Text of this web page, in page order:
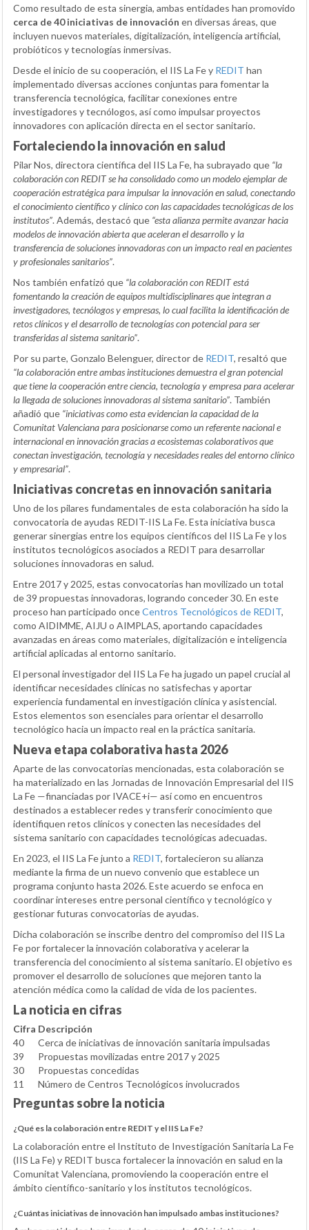
Como resultado de esta sinergia, ambas entidades han promovido
cerca de 40 iniciativas de innovación en diversas áreas, que
incluyen nuevos materiales, digitalización, inteligencia artificial,
probióticos y tecnologías inmersivas.
Desde el inicio de su cooperación, el IIS La Fe y REDIT han
implementado diversas acciones conjuntas para fomentar la
transferencia tecnológica, facilitar conexiones entre
investigadores y tecnólogos, así como impulsar proyectos
innovadores con aplicación directa en el sector sanitario.
Fortaleciendo la innovación en salud
Pilar Nos, directora científica del IIS La Fe, ha subrayado que “la
colaboración con REDIT se ha consolidado como un modelo ejemplar de
cooperación estratégica para impulsar la innovación en salud, conectando
el conocimiento científico y clínico con las capacidades tecnológicas de los
institutos”. Además, destacó que “esta alianza permite avanzar hacia
modelos de innovación abierta que aceleran el desarrollo y la
transferencia de soluciones innovadoras con un impacto real en pacientes
y profesionales sanitarios”.
Nos también enfatizó que “la colaboración con REDIT está
fomentando la creación de equipos multidisciplinares que integran a
investigadores, tecnólogos y empresas, lo cual facilita la identificación de
retos clínicos y el desarrollo de tecnologías con potencial para ser
transferidas al sistema sanitario”.
Por su parte, Gonzalo Belenguer, director de REDIT, resaltó que
“la colaboración entre ambas instituciones demuestra el gran potencial
que tiene la cooperación entre ciencia, tecnología y empresa para acelerar
la llegada de soluciones innovadoras al sistema sanitario”. También
añadió que “iniciativas como esta evidencian la capacidad de la
Comunitat Valenciana para posicionarse como un referente nacional e
internacional en innovación gracias a ecosistemas colaborativos que
conectan investigación, tecnología y necesidades reales del entorno clínico
y empresarial”.
Iniciativas concretas en innovación sanitaria
Uno de los pilares fundamentales de esta colaboración ha sido la
convocatoria de ayudas REDIT-IIS La Fe. Esta iniciativa busca
generar sinergias entre los equipos científicos del IIS La Fe y los
institutos tecnológicos asociados a REDIT para desarrollar
soluciones innovadoras en salud.
Entre 2017 y 2025, estas convocatorias han movilizado un total
de 39 propuestas innovadoras, logrando conceder 30. En este
proceso han participado onceCentros Tecnológicos de REDIT,
como AIDIMME, AIJU o AIMPLAS, aportando capacidades
avanzadas en áreas como materiales, digitalización e inteligencia
artificial aplicadas al entorno sanitario.
El personal investigador del IIS La Fe ha jugado un papel crucial al
identificar necesidades clínicas no satisfechas y aportar
experiencia fundamental en investigación clínica y asistencial.
Estos elementos son esenciales para orientar el desarrollo
tecnológico hacia un impacto real en la práctica sanitaria.
Nueva etapa colaborativa hasta 2026
Aparte de las convocatorias mencionadas, esta colaboración se
ha materializado en las Jornadas de Innovación Empresarial del IIS
La Fe —financiadas por IVACE+i— así como en encuentros
destinados a establecer redes y transferir conocimiento que
identifiquen retos clínicos y conecten las necesidades del
sistema sanitario con capacidades tecnológicas adecuadas.
En 2023, el IIS La Fe junto a REDIT, fortalecieron su alianza
mediante la firma de un nuevo convenio que establece un
programa conjunto hasta 2026. Este acuerdo se enfoca en
coordinar intereses entre personal científico y tecnológico y
gestionar futuras convocatorias de ayudas.
Dicha colaboración se inscribe dentro del compromiso del IIS La
Fe por fortalecer la innovación colaborativa y acelerar la
transferencia del conocimiento al sistema sanitario. El objetivo es
promover el desarrollo de soluciones que mejoren tanto la
atención médica como la calidad de vida de los pacientes.
La noticia en cifras
Cifra Descripción
40
Cerca de iniciativas de innovación sanitaria impulsadas
39
Propuestas movilizadas entre 2017 y 2025
30
Propuestas concedidas
11
Número de Centros Tecnológicos involucrados
Preguntas sobre la noticia
¿Qué es la colaboración entre REDIT y el IIS La Fe?
La colaboración entre el Instituto de Investigación Sanitaria La Fe
(IIS La Fe) y REDIT busca fortalecer la innovación en salud en la
Comunitat Valenciana, promoviendo la cooperación entre el
ámbito científico-sanitario y los institutos tecnológicos.
¿Cuántas iniciativas de innovación han impulsado ambas instituciones?